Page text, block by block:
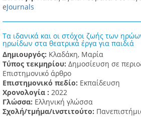
eJournals
Τα ιδανικά και οι στόχοι ζωής των
ηρωίδων στα θεατρικά έργα για παιδιά
Δημιουργός: Κλαδάκη, Μαρία
Τύπος τεκμηρίου: Δημοσίευση σε
Επιστημονικό άρθρο
Επιστημονικό πεδίο: Εκπαίδευση
Χρονολογία : 2022
Γλώσσα: Ελληνική γλώσσα
Σχολή/τμήμα/ινστιτούτο: